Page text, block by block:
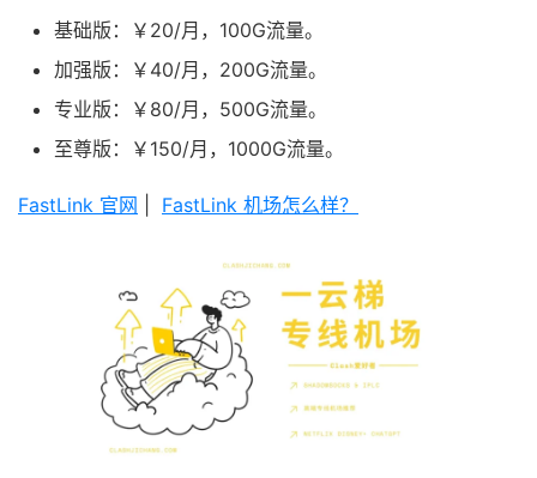
基础版：￥20/月，100G流量。
加强版：￥40/月，200G流量。
专业版：￥80/月，500G流量。
至尊版：￥150/月，1000G流量。
FastLink 官网 FastLink 机场怎么样？